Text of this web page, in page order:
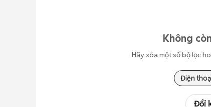
Không
Hãy xóa một số bộ lọc
Điện
Đổi